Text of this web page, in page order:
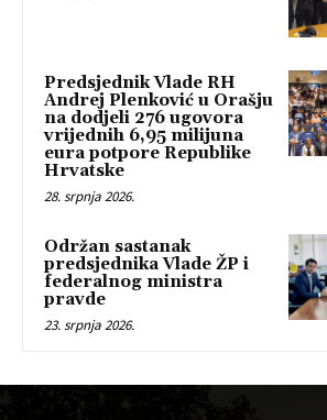
Predsjednik Vlade RH
Andrej Plenković u Orašju
na dodjeli 276 ugovora
vrijednih 6,95 milijuna
eura potpore Republike
Hrvatske
28. srpnja 2026.
Održan sastanak
predsjednika Vlade ŽP i
federalnog ministra
pravde
23. srpnja 2026.